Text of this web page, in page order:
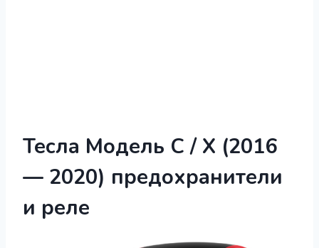
Тесла Модель С / Х (2016
— 2020) предохранители
и реле